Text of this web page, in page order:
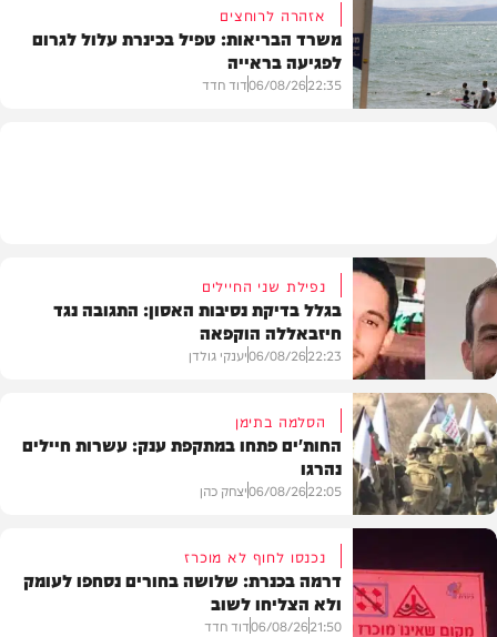
בריאות
אזהרה לרוחצים
משרד הבריאות: טפיל בכינרת עלול לגרום
לפגיעה בראייה
22:35
06/08/26דוד חדד
צבא וביטחון
נפילת שני החיילים
בגלל בדיקת נסיבות האסון: התגובה נגד
חיזבאללה הוקפאה
22:23
06/08/26יענקי גולדן
בעולם
הסלמה בתימן
החות'ים פתחו במתקפת ענק: עשרות חיילים
נהרגו
22:05
06/08/26יצחק כהן
נכנסו לחוף לא מוכרז
דרמה בכנרת: שלושה בחורים נסחפו לעומק
ולא הצליחו לשוב
21:50
06/08/26דוד חדד